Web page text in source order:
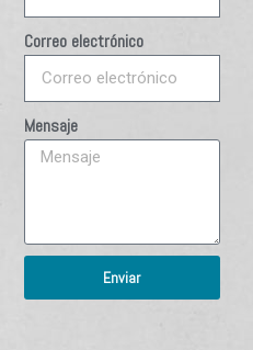
Correo electrónico
Mensaje
Enviar